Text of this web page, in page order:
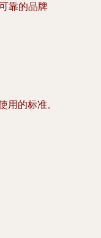
靠的品牌
的标准。